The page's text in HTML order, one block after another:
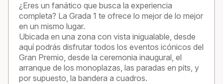
¿Eres un fanático que busca la experiencia
completa? La Grada 1 te ofrece lo mejor de lo mejor
en un mismo lugar.
Ubicada en una zona con vista inigualable, desde
aquí podrás disfrutar todos los eventos icónicos del
Gran Premio, desde la ceremonia inaugural, el
arranque de los monoplazas, las paradas en pits, y
por supuesto, la bandera a cuadros.